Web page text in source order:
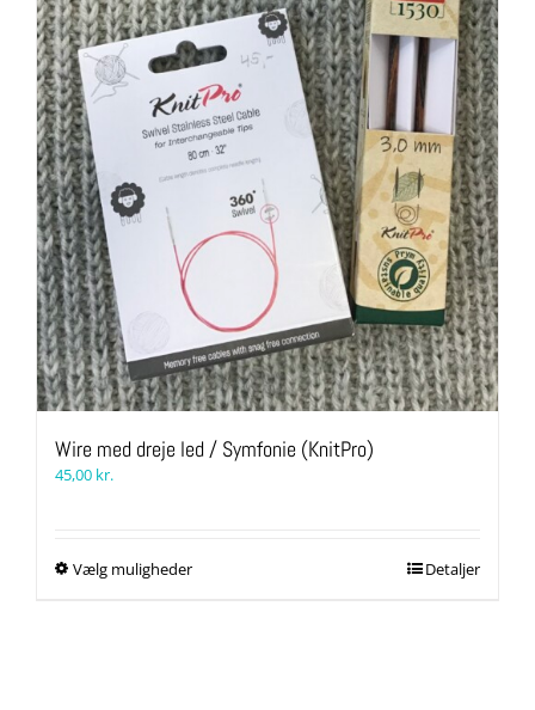
varesiden
Wire med dreje led / Symfonie (KnitPro)
45,00 kr.
Vælg mulighederDette
Detaljer